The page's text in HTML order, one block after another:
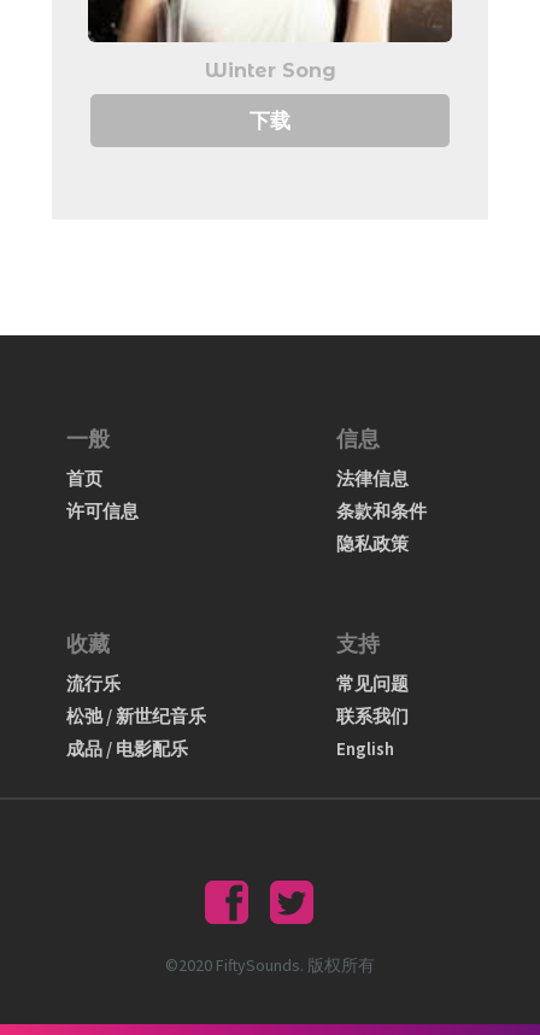
Winter Song
下载
一般
首页
许可信息
信息
法律信息
条款和条件
隐私政策
收藏
流行乐
松弛 / 新世纪音乐
成品 / 电影配乐
支持
常见问题
联系我们
English
©2020 FiftySounds. 版权所有